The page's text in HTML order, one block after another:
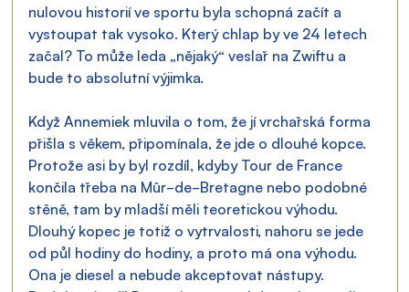
nulovou historií ve sportu byla schopná začít a
vystoupat tak vysoko. Který chlap by ve 24 letech
začal? To může leda „nějaký“ veslař na Zwiftu a
bude to absolutní výjimka.
Když Annemiek mluvila o tom, že jí vrchařská forma
přišla s věkem, připomínala, že jde o dlouhé kopce.
Protože asi by byl rozdíl, kdyby Tour de France
končila třeba na Mûr-de-Bretagne nebo podobné
stěně, tam by mladší měli teoretickou výhodu.
Dlouhý kopec je totiž o vytrvalosti, nahoru se jede
od půl hodiny do hodiny, a proto má ona výhodu.
Ona je diesel a nebude akceptovat nástupy.